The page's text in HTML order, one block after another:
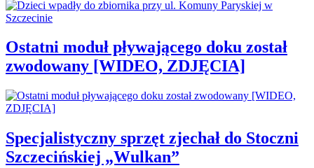
Ostatni moduł pływającego doku został
zwodowany [WIDEO, ZDJĘCIA]
Specjalistyczny sprzęt zjechał do Stoczni
Szczecińskiej „Wulkan”